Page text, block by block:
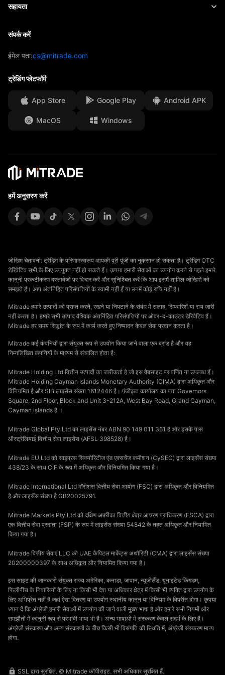
Academy
Mitrade के बारे में
सहायता
संपर्क करें
ईमेल पता:cs@mitrade.com
ट्रेडिंग प्लेटफॉर्म
App Store Google Play Android APK
MacOS Windows
हमें अनुसरण करें
जोखिम चेतावनी: ट्रेडिंग के परिणामस्वरूप आपकी पूरी पूंजी का नुकसान हो सकता है। ट्रेडिंग OTC
डेरिवेटिव सभी के लिए उपयुक्त नहीं हो सकते हैं। कृपया हमारी सेवाओं का उपयोग करने से पहले हमारे
कानूनी प्रकटीकरण दस्तावेजों पर विचार करें और सुनिश्चित करें कि आप इसमें शामिल जोखिमों को
समझते हैं। आप अंतर्निहित परिसंपत्तियों के स्वामी नहीं हैं या उनमें कोई रुचि नहीं है।
Mitrade हमारे उत्पादों को प्राप्त करने, रखने या निपटाने के संबंध में सलाह, सिफारिशें या राय जारी
नहीं करता है। हमारे सभी उत्पाद वैश्विक अंतर्निहित परिसंपत्तियों पर ओवर-द-काउंटर डेरिवेटिव हैं।
Mitrade हर समय सिद्धांत के रूप में कार्य करते हुए निष्पादन केवल सेवा प्रदान करता है।
Mitrade कई कंपनियों द्वारा संयुक्त रूप से उपयोग किया जाने वाला एक ब्रांड है और यह
निम्नलिखित कंपनियों के माध्यम से संचालित होता है:
Mitrade Holding Ltd वित्तीय उत्पादों का जारीकर्ता है जो इस वेबसाइट पर वर्णित या उपलब्ध हैं।
Mitrade Holding Cayman Islands Monetary Authority (CIMA) द्वारा अधिकृत और
विनियमित है और SIB लाइसेंस संख्या 1612446 है। पंजीकृत कार्यालय का पता Governors
Square, 2nd Floor, Block and Unit 3-212A, West Bay Road, Grand Cayman,
Cayman Islands है ।
Mitrade Global Pty Ltd का लाइसेंस नंबर ABN 90 149 011 361 है और इसके पास
ऑस्ट्रेलियाई वित्तीय सेवा लाइसेंस (AFSL 398528) है।
Mitrade EU Ltd को साइप्रस सिक्योरिटीज एंड एक्सचेंज कमीशन (CySEC) द्वारा लाइसेंस संख्या
438/23 के साथ CIF के रूप में अधिकृत और विनियमित किया गया है।
Mitrade International Ltd मॉरीशस वित्तीय सेवा आयोग (FSC) द्वारा अधिकृत और विनियमित
है और लाइसेंस संख्या है GB20025791.
Mitrade Markets Pty Ltd को दक्षिण अफ़्रीका वित्तीय क्षेत्र आचरण प्राधिकरण (FSCA) द्वारा
एक वित्तीय सेवा प्रदाता (FSP) के रूप में लाइसेंस संख्या 54842 के तहत अधिकृत और नियामित
किया गया है।
Mitrade वित्तीय सेवाएं LLC को UAE कैपिटल मार्केट्स अथॉरिटी (CMA) द्वारा लाइसेंस संख्या
20200000397 के साथ अधिकृत और नियामित किया गया है।
इस साइट की जानकारी संयुक्त राज्य अमेरिका, कनाडा, जापान, न्यूजीलैंड, यूनाइटेड किंगडम,
फिलीपींस के निवासियों के लिए या किसी भी देश या अधिकार क्षेत्र में किसी भी व्यक्ति द्वारा उपयोग के
लिए अभिप्रेत नहीं है जहां ऐसा वितरण या उपयोग स्थानीय कानून या विनियम के विपरीत होगा। कृपया
ध्यान दें कि अंग्रेजी हमारी सेवाओं में उपयोग की जाने वाली मुख्य भाषा है और हमारे सभी नियमों और
समझौतों में कानूनी रूप से प्रभावी भाषा भी है। अन्य भाषाओं में संस्करण केवल संदर्भ के लिए हैं।
अंग्रेजी संस्करण और अन्य संस्करणों के बीच किसी भी विसंगति की स्थिति में, अंग्रेजी संस्करण मान्य
होगा.
SSL द्वारा सुरक्षित. © Mitrade कॉपीराइट. सभी अधिकार सुरक्षित हैं.